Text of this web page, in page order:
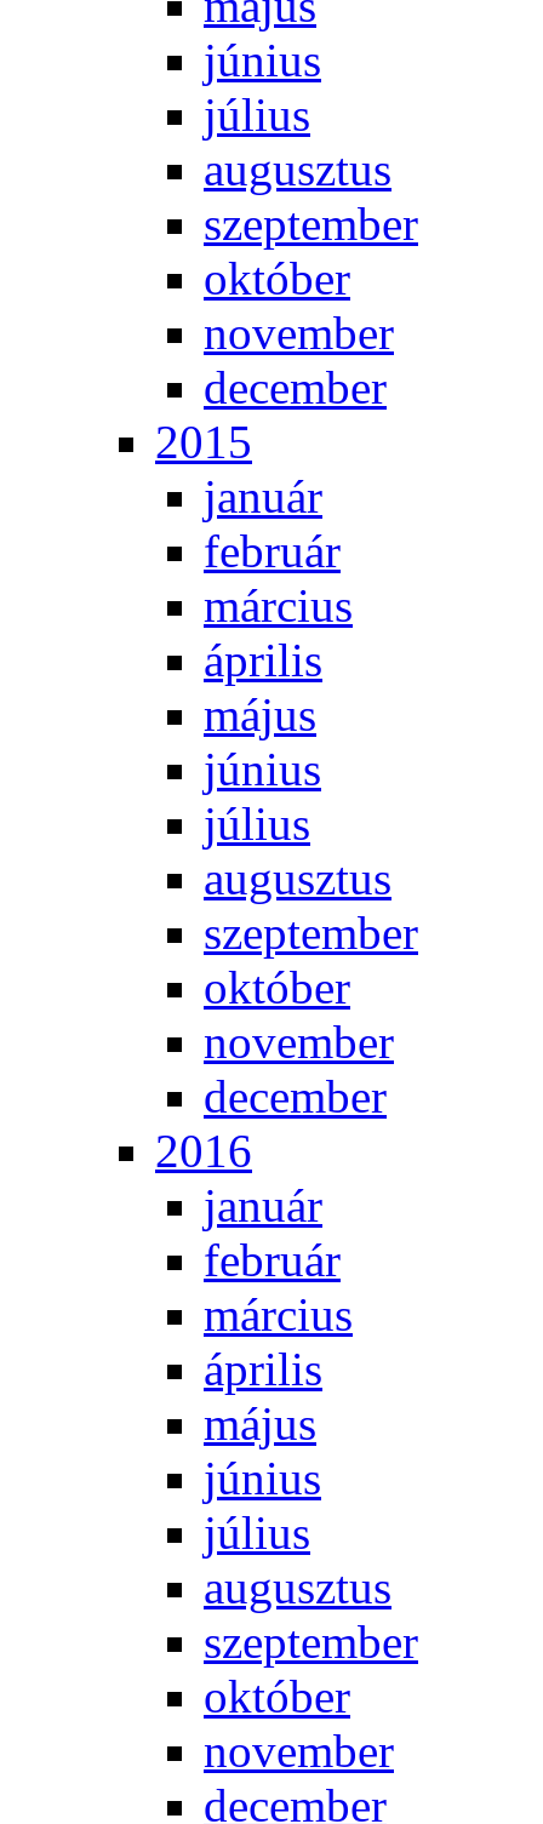
jú­ni­us
jú­li­us
au­gusz­tus
szep­tem­ber
ok­tó­ber
no­vem­ber
de­cem­ber
2015
ja­nu­ár
feb­ru­ár
már­ci­us
áp­ri­lis
má­jus
jú­ni­us
jú­li­us
au­gusz­tus
szep­tem­ber
ok­tó­ber
no­vem­ber
de­cem­ber
2016
ja­nu­ár
feb­ru­ár
már­ci­us
áp­ri­lis
má­jus
jú­ni­us
jú­li­us
au­gusz­tus
szep­tem­ber
ok­tó­ber
no­vem­ber
de­cem­ber